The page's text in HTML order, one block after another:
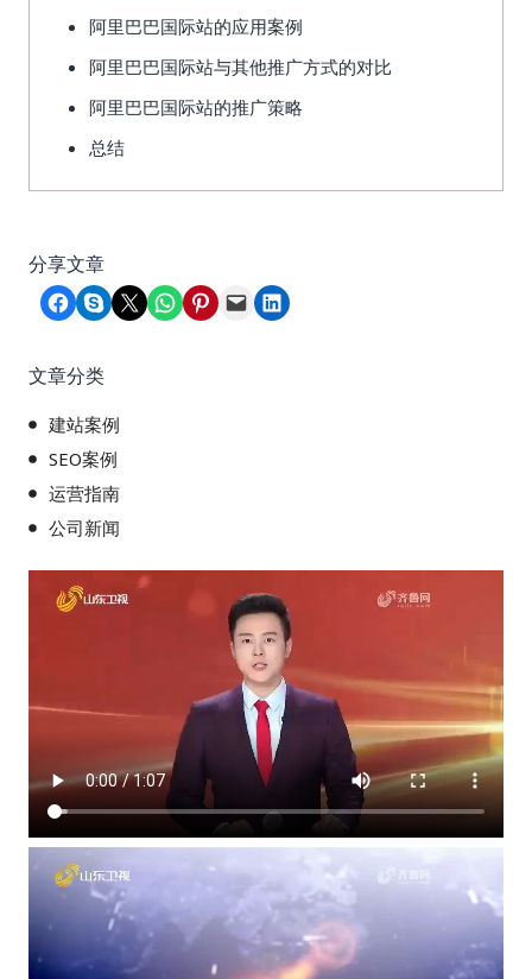
阿里巴巴国际站的应用案例
阿里巴巴国际站与其他推广方式的对比
阿里巴巴国际站的推广策略
总结
分享文章
Share on Facebook
Share on Skype
Share on X Share on WhatsApp
Share on Pinterest
Email this PageShare on LinkedIn
文章分类
建站案例
SEO案例
运营指南
公司新闻